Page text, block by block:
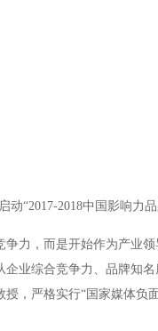
动“2017-2018中国影响力
力，而是开始作为产业
业综合竞争力、品牌知
，严格实行“国家媒体负